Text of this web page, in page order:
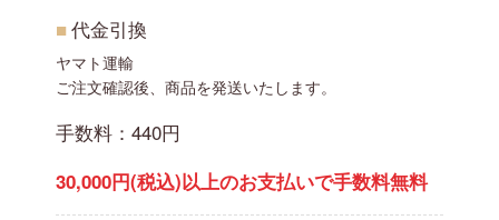
■代金引換
ヤマト運輸
ご注文確認後、商品を発送いたします。
手数料：440円
30,000円(税込)以上のお支払いで手数料無料